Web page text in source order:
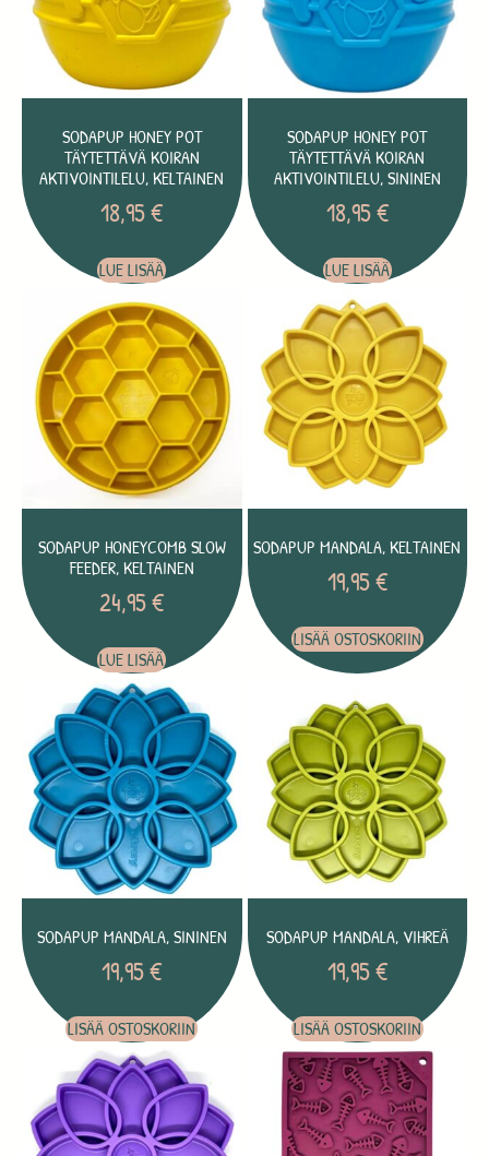
SODAPUP HONEY POT
TÄYTETTÄVÄ KOIRAN
AKTIVOINTILELU, KELTAINEN
18,95€
LUE LISÄÄ
SODAPUP HONEY POT
TÄYTETTÄVÄ KOIRAN
AKTIVOINTILELU, SININEN
18,95€
LUE LISÄÄ
SODAPUP HONEYCOMB SLOW
FEEDER, KELTAINEN
24,95€
LUE LISÄÄ
SODAPUP MANDALA, KELTAINEN
19,95€
LISÄÄ OSTOSKORIIN
SODAPUP MANDALA, SININEN
19,95€
LISÄÄ OSTOSKORIIN
SODAPUP MANDALA, VIHREÄ
19,95€
LISÄÄ OSTOSKORIIN